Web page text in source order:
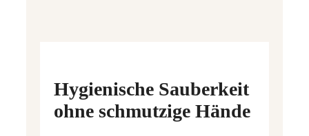
Hygienische Sauberkeit
ohne schmutzige Hände